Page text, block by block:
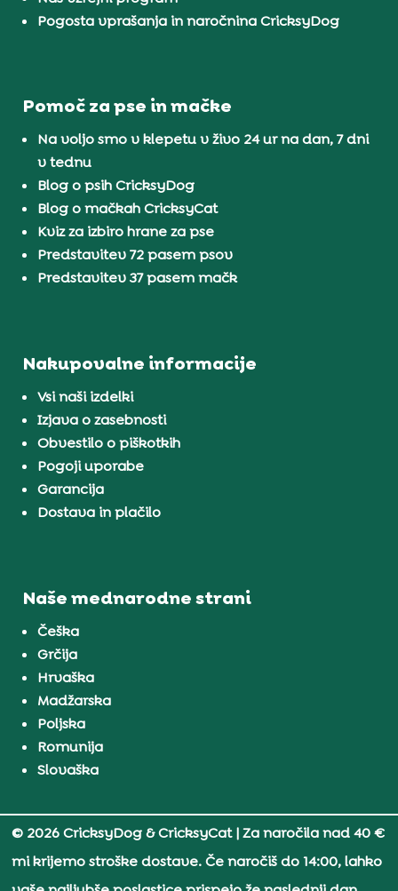
Pogosta vprašanja in naročnina CricksyDog
Pomoč za pse in mačke
Na voljo smo v klepetu v živo 24 ur na dan, 7 dni
v tednu
Blog o psih CricksyDog
Blog o mačkah CricksyCat
Kviz za izbiro hrane za pse
Predstavitev 72 pasem psov
Predstavitev 37 pasem mačk
Nakupovalne informacije
Vsi naši izdelki
Izjava o zasebnosti
Obvestilo o piškotkih
Pogoji uporabe
Garancija
Dostava in plačilo
Naše mednarodne strani
Češka
Grčija
Hrvaška
Madžarska
Poljska
Romunija
Slovaška
© 2026 CricksyDog & CricksyCat| Za naročila nad 40 €
mi krijemo stroške dostave. Če naročiš do 14:00, lahko